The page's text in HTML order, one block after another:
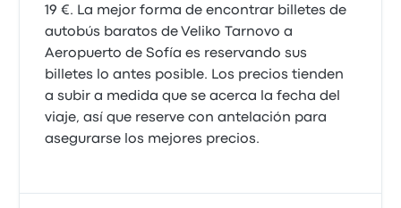
19 €. La mejor forma de encontrar billetes de
autobús baratos de Veliko Tarnovo a
Aeropuerto de Sofía es reservando sus
billetes lo antes posible. Los precios tienden
a subir a medida que se acerca la fecha del
viaje, así que reserve con antelación para
asegurarse los mejores precios.